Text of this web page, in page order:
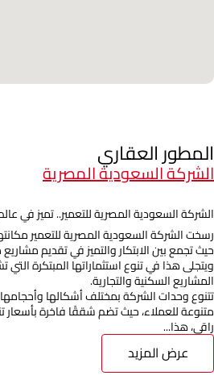
المطور العقاري
الشركة السعودية المصرية
الشركة السعودية المصرية للتعمير.. تميز في
رسخت الشركة السعودية المصرية للتعمير
حيث تجمع بين الابتكار والتميز في تقديم
ويتجلى هذا في تنوع استثماراتها المبتكرة
المشاريع السكنية والتجارية.
تتنوع وحدات الشركة بمختلف أشكالها
متنوعة للعملاء، حيث تضم شققًا فاخرة بأسعار
راقي، هذا...
عرض المزيد